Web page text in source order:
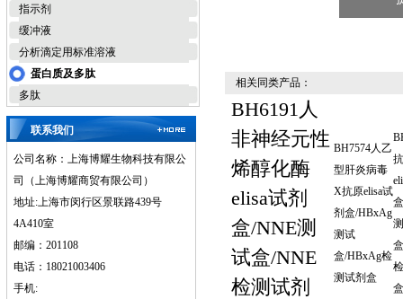
指示剂
缓冲液
分析滴定用标准溶液
蛋白质及多肽
多肽
联系我们
公司名称：上海博耀生物科技有限公
司（上海博耀商贸有限公司）
地址:上海市闵行区景联路439号
4A410室
邮编：201108
电话：18021003406
手机:
相关同类产品：
BH6191人
非神经元性
烯醇化酶
elisa试剂
盒/NNE测
试盒/NNE
检测试剂
BH7574人乙
型肝炎病毒
X抗原elisa试
剂盒/HBxAg
测试
盒/HBxAg检
测试剂盒
盒